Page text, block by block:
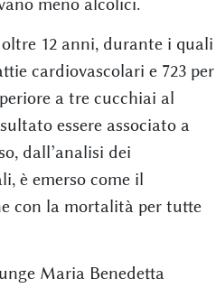
12 anni, durante i quali
cardiovascolari e 723 per
a tre cucchiai al
essere associato a
dall’analisi dei
è emerso come il
con la mortalità per tutte
Maria Benedetta